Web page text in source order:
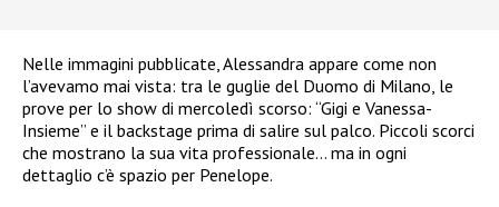
Nelle immagini pubblicate, Alessandra appare come non
l’avevamo mai vista: tra le guglie del Duomo di Milano, le
prove per lo show di mercoledì scorso: “Gigi e Vanessa-
Insieme” e il backstage prima di salire sul palco. Piccoli scorci
che mostrano la sua vita professionale… ma in ogni
dettaglio c’è spazio per Penelope.